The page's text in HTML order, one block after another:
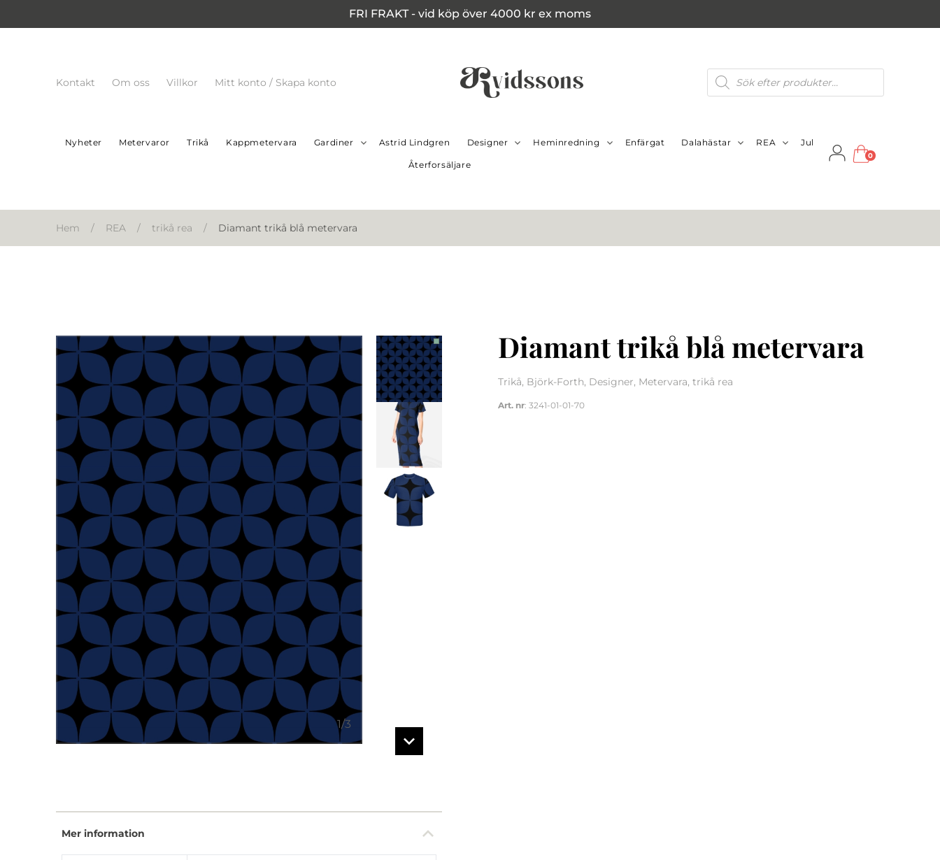
FRI FRAKT - vid köp över 4000 kr ex moms
Kontakt Om oss Villkor Mitt konto / Skapa konto
Produktsökning
Nyheter Metervaror Trikå Kappmetervara Gardiner Astrid Lindgren Designer Heminredning Enfärgat Dalahästar REA Jul
Återforsäljare
0
Hem / REA / trikå rea / Diamant trikå blå metervara
1/3
Diamant trikå blå metervara
Trikå, Björk-Forth, Designer, Metervara, trikå rea
Art. nr: 3241-01-01-70
Mer information